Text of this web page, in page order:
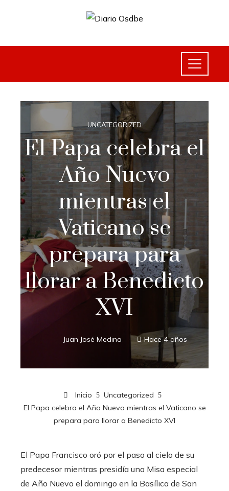
UNCATEGORIZED
El Papa celebra el
Año Nuevo
mientras el
Vaticano se
prepara para
llorar a Benedicto
XVI
Juan José Medina Hace 4 años
Inicio
Uncategorized
El Papa celebra el Año Nuevo mientras el Vaticano se
prepara para llorar a Benedicto XVI
El Papa Francisco oró por el paso al cielo de su
predecesor mientras presidía una Misa especial
de Año Nuevo el domingo en la Basílica de San